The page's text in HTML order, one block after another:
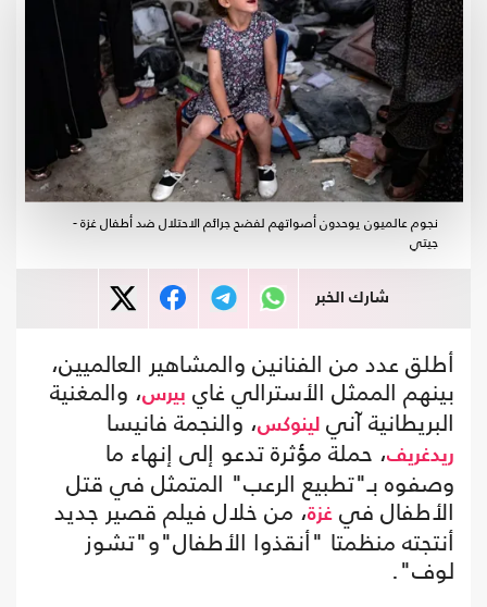
نجوم عالميون يوحدون أصواتهم لفضح جرائم الاحتلال ضد أطفال غزة -
جيتي
شارك الخبر
أطلق عدد من الفنانين والمشاهير العالميين،
بينهم الممثل الأسترالي غاي بيرس، والمغنية
البريطانية آني لينوكس، والنجمة فانيسا
ريدغريف، حملة مؤثرة تدعو إلى إنهاء ما
وصفوه بـ"تطبيع الرعب" المتمثل في قتل
الأطفال في غزة، من خلال فيلم قصير جديد
أنتجته منظمتا "أنقذوا الأطفال"و"تشوز
لوف".